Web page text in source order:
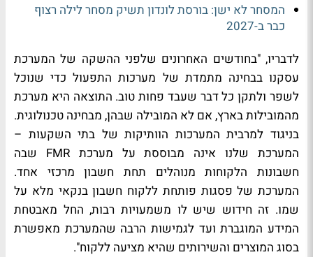
המסחר לא ישן: בורסת לונדון תשיק מסחר לילה רצוף
כבר ב-2027
לדבריו, "בחודשים האחרונים שלפני ההשקה של המערכת
עסקנו בבחינה מתמדת של מערכות התפעול כדי שנוכל
לשפר ולתקן כל דבר שעבד פחות טוב. התוצאה היא מערכת
מהמובילות בארץ, אם לא המובילה שבהן, מבחינה טכנולוגית.
בניגוד למרבית המערכות הוותיקות של בתי השקעות –
המערכת שלנו אינה מבוססת על מערכתFMR שבה
חשבונות הלקוחות מנוהלים תחת חשבון מרכזי אחד.
המערכת של פסגות פותחת ללקוח חשבון בנקאי מלא על
שמו. זה חידוש שיש לו משמעויות רבות, החל מאבטחת
המידע המוגברת ועד לגמישות הרבה שהמערכת מאפשרת
בסוג המוצרים והשירותים שהיא מציעה ללקוח".